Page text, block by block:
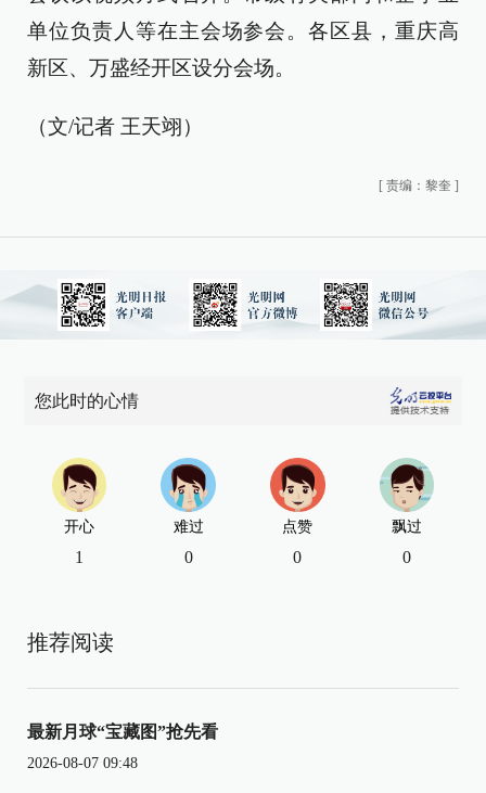
单位负责人等在主会场参会。各区县，重庆高
新区、万盛经开区设分会场。
（文/记者 王天翊）
[ 责编：黎奎 ]
您此时的心情
开心
1
难过
0
点赞
0
飘过
0
推荐阅读
最新月球“宝藏图”抢先看
2026-08-07 09:48